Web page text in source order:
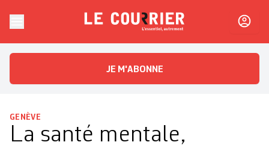
Le CourrierL'essentiel, autrement
JE M'ABONNE
GENÈVE
La santé mentale,